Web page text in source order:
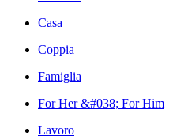
Casa
Coppia
Famiglia
For Her &#038; For Him
Lavoro